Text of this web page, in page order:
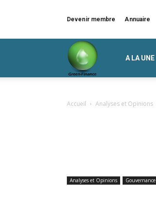
Devenir membre Annuaire
A LA UNE
Accueil Analyses et Opinions
Analyses et Opinions Gouvernance